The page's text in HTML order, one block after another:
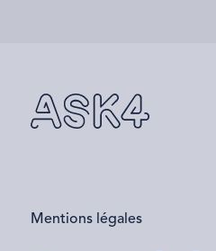
Mentions légales